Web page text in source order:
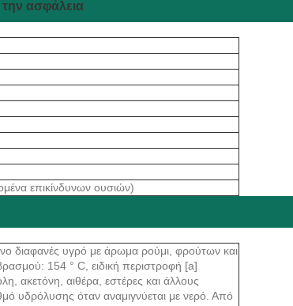
την ασφάλεια
επικίνδυνων ουσιών)
διαφανές υγρό με άρωμα ρούμι, φρούτων και
154 ° C, ειδική περιστροφή [a]
ακετόνη, αιθέρα, εστέρες και άλλους
υδρόλυσης όταν αναμιγνύεται με νερό. Από